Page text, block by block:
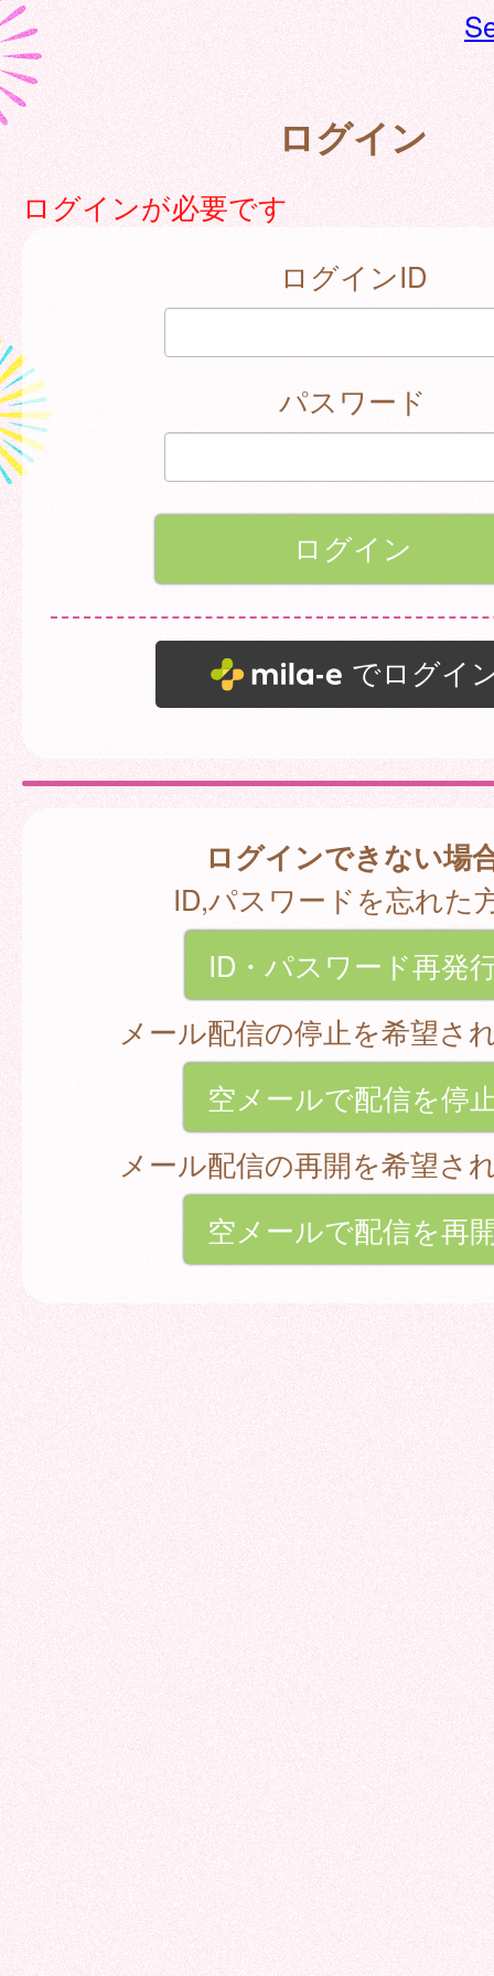
ログイン
ログインが必要です
ログインID
パスワード
でログイ
ログインできない場
ID,パスワードを忘れた
ID・パスワード再発
メール配信の停止を希望さ
空メールで配信を停
メール配信の再開を希望さ
空メールで配信を再